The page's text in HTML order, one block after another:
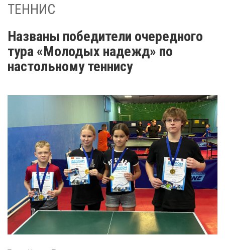
ТЕННИС
Названы победители очередного
тура «Молодых надежд» по
настольному теннису